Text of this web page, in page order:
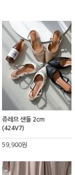
쥬레므 샌들 2cm
(424V7)
59,900원